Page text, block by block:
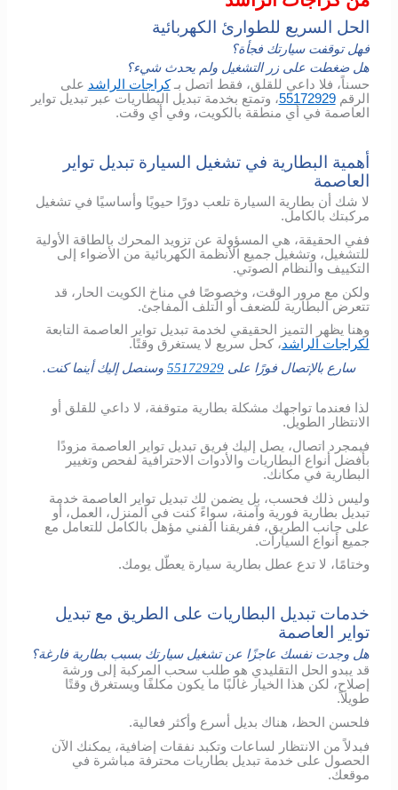
الحل السريع للطوارئ الكهربائية
فهل توقفت سيارتك فجأة؟
هل ضغطت على زر التشغيل ولم يحدث شيء؟
حسناً، فلا داعي للقلق، فقط اتصل بـكراجات الراشد على
الرقم55172929، وتمتع بخدمة تبديل البطاريات عبر تبديل تواير
العاصمة في أي منطقة بالكويت، وفي أي وقت.
أهمية البطارية في تشغيل السيارة تبديل تواير
العاصمة
لا شك أن بطارية السيارة تلعب دورًا حيويًا وأساسيًا في تشغيل
مركبتك بالكامل.
ففي الحقيقة، هي المسؤولة عن تزويد المحرك بالطاقة الأولية
للتشغيل، وتشغيل جميع الأنظمة الكهربائية من الأضواء إلى
التكييف والنظام الصوتي.
ولكن مع مرور الوقت، وخصوصًا في مناخ الكويت الحار، قد
تتعرض البطارية للضعف أو التلف المفاجئ.
وهنا يظهر التميز الحقيقي لخدمة تبديل تواير العاصمة التابعة
لكراجات الراشد، كحل سريع لا يستغرق وقتًا.
سارع بالإتصال فورًا على 55172929 وسنصل إليك أينما كنت.
لذا فعندما تواجهك مشكلة بطارية متوقفة، لا داعي للقلق أو
الانتظار الطويل.
فبمجرد اتصال، يصل إليك فريق تبديل تواير العاصمة مزودًا
بأفضل أنواع البطاريات والأدوات الاحترافية لفحص وتغيير
البطارية في مكانك.
وليس ذلك فحسب، بل يضمن لك تبديل تواير العاصمة خدمة
تبديل بطارية فورية وآمنة، سواءً كنت في المنزل، العمل، أو
على جانب الطريق، ففريقنا الفني مؤهل بالكامل للتعامل مع
جميع أنواع السيارات.
وختامًا، لا تدع عطل بطارية سيارة يعطّل يومك.
خدمات تبديل البطاريات على الطريق مع تبديل
تواير العاصمة
هل وجدت نفسك عاجزًا عن تشغيل سيارتك بسبب بطارية فارغة؟
قد يبدو الحل التقليدي هو طلب سحب المركبة إلى ورشة
إصلاح، لكن هذا الخيار غالبًا ما يكون مكلفًا ويستغرق وقتًا
طويلاً.
فلحسن الحظ، هناك بديل أسرع وأكثر فعالية.
فبدلاً من الانتظار لساعات وتكبد نفقات إضافية، يمكنك الآن
الحصول على خدمة تبديل بطاريات محترفة مباشرة في
موقعك.